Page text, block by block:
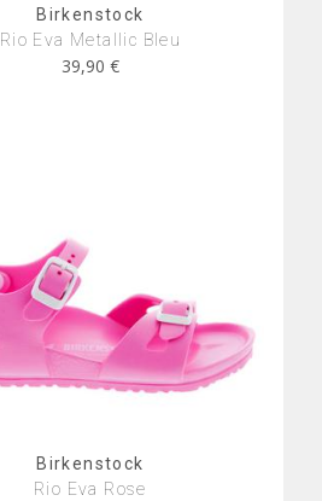
Birkenstock
Rio Eva Metallic Bleu
39,90 €
Birkenstock
Rio Eva Rose